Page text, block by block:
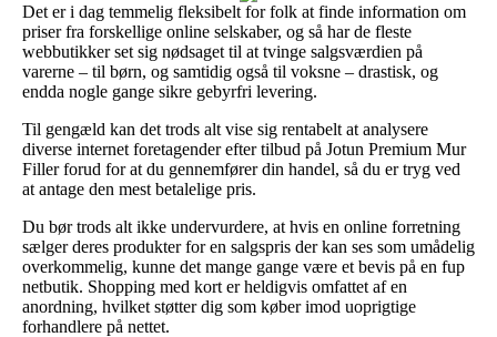
Det er i dag temmelig fleksibelt for folk at finde information om
priser fra forskellige online selskaber, og så har de fleste
webbutikker set sig nødsaget til at tvinge salgsværdien på
varerne – til børn, og samtidig også til voksne – drastisk, og
endda nogle gange sikre gebyrfri levering.
Til gengæld kan det trods alt vise sig rentabelt at analysere
diverse internet foretagender efter tilbud på Jotun Premium Mur
Filler forud for at du gennemfører din handel, så du er tryg ved
at antage den mest betalelige pris.
Du bør trods alt ikke undervurdere, at hvis en online forretning
sælger deres produkter for en salgspris der kan ses som umådelig
overkommelig, kunne det mange gange være et bevis på en fup
netbutik. Shopping med kort er heldigvis omfattet af en
anordning, hvilket støtter dig som køber imod uoprigtige
forhandlere på nettet.